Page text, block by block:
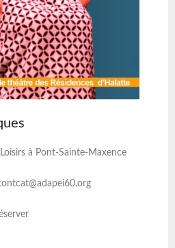
à Pont-Sainte-Maxence